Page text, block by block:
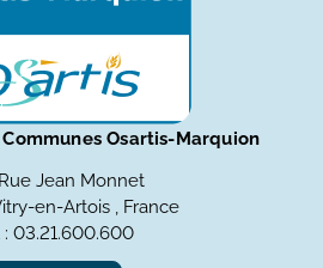
Osartis-Marquion
Jean Monnet
en-Artois , France
: 03.21.600.600